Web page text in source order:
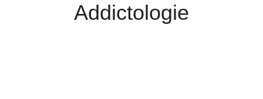
Addictologie